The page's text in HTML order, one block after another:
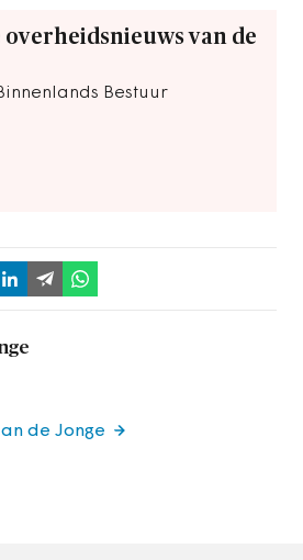
van de
Bestuur
de Jonge